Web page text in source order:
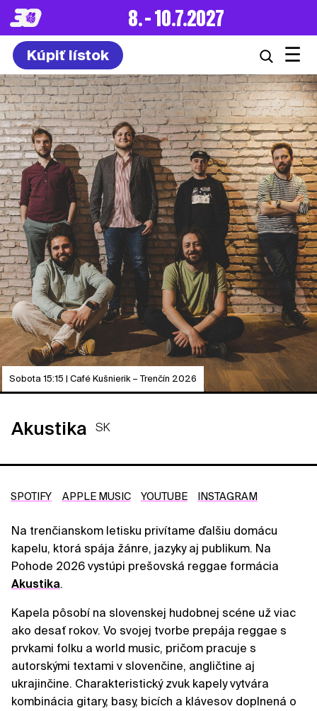
8. – 10.7.2027
Kúpiť lístok ☰
Sobota 15:15 | Café Kušnierik – Trenčín 2026
Akustika SK
SPOTIFY APPLE MUSIC YOUTUBE INSTAGRAM
Na trenčianskom letisku privítame ďalšiu domácu
kapelu, ktorá spája žánre, jazyky aj publikum. Na
Pohode 2026 vystúpi prešovská reggae formácia
Akustika.
Kapela pôsobí na slovenskej hudobnej scéne už viac
ako desať rokov. Vo svojej tvorbe prepája reggae s
prvkami folku a world music, pričom pracuje s
autorskými textami v slovenčine, angličtine aj
ukrajinčine. Charakteristický zvuk kapely vytvára
kombinácia gitary, basy, bicích a klávesov doplnená o